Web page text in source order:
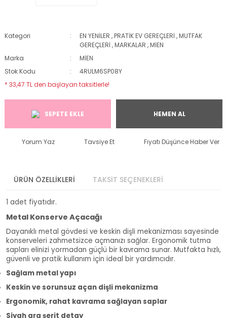
Kategori EN YENİLER ,PRATİK EV GEREÇLERİ ,MUTFAK
GEREÇLERİ ,MARKALAR ,MİEN
Marka
MİEN
Stok Kodu
4RULM6SP08Y
* 33,47 TL den başlayan taksitlerle!
SEPETE EKLE HEMEN AL
Yorum Yaz Tavsiye Et Fiyatı Düşünce Haber Ver
ÜRÜN ÖZELLİKLERİ TAKSİT SEÇENEKLERİ
1 adet fiyatıdır.
Metal Konserve Açacağı
Dayanıklı metal gövdesi ve keskin dişli mekanizması sayesinde
konserveleri zahmetsizce açmanızı sağlar. Ergonomik tutma
sapları elinizi yormadan güçlü bir kavrama sunar. Mutfakta hızlı,
güvenli ve pratik kullanım için ideal bir yardımcıdır.
Sağlam metal yapı
Keskin ve sorunsuz açan dişli mekanizma
Ergonomik, rahat kavrama sağlayan saplar
Siyah ara şerit detay